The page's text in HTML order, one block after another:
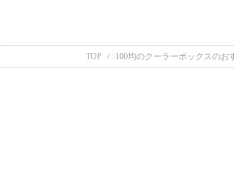
TOP 100均のクーラーボックスのお